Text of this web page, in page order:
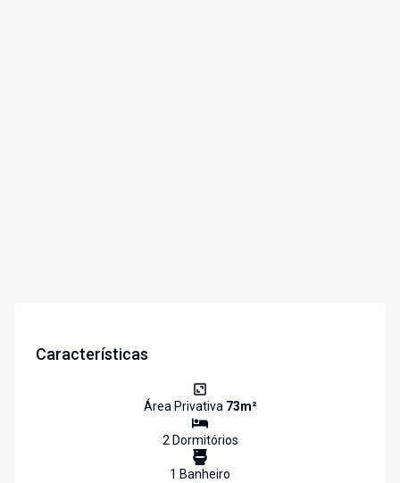
Características
Área Privativa 73m²
2Dormitórios
1 Banheiro